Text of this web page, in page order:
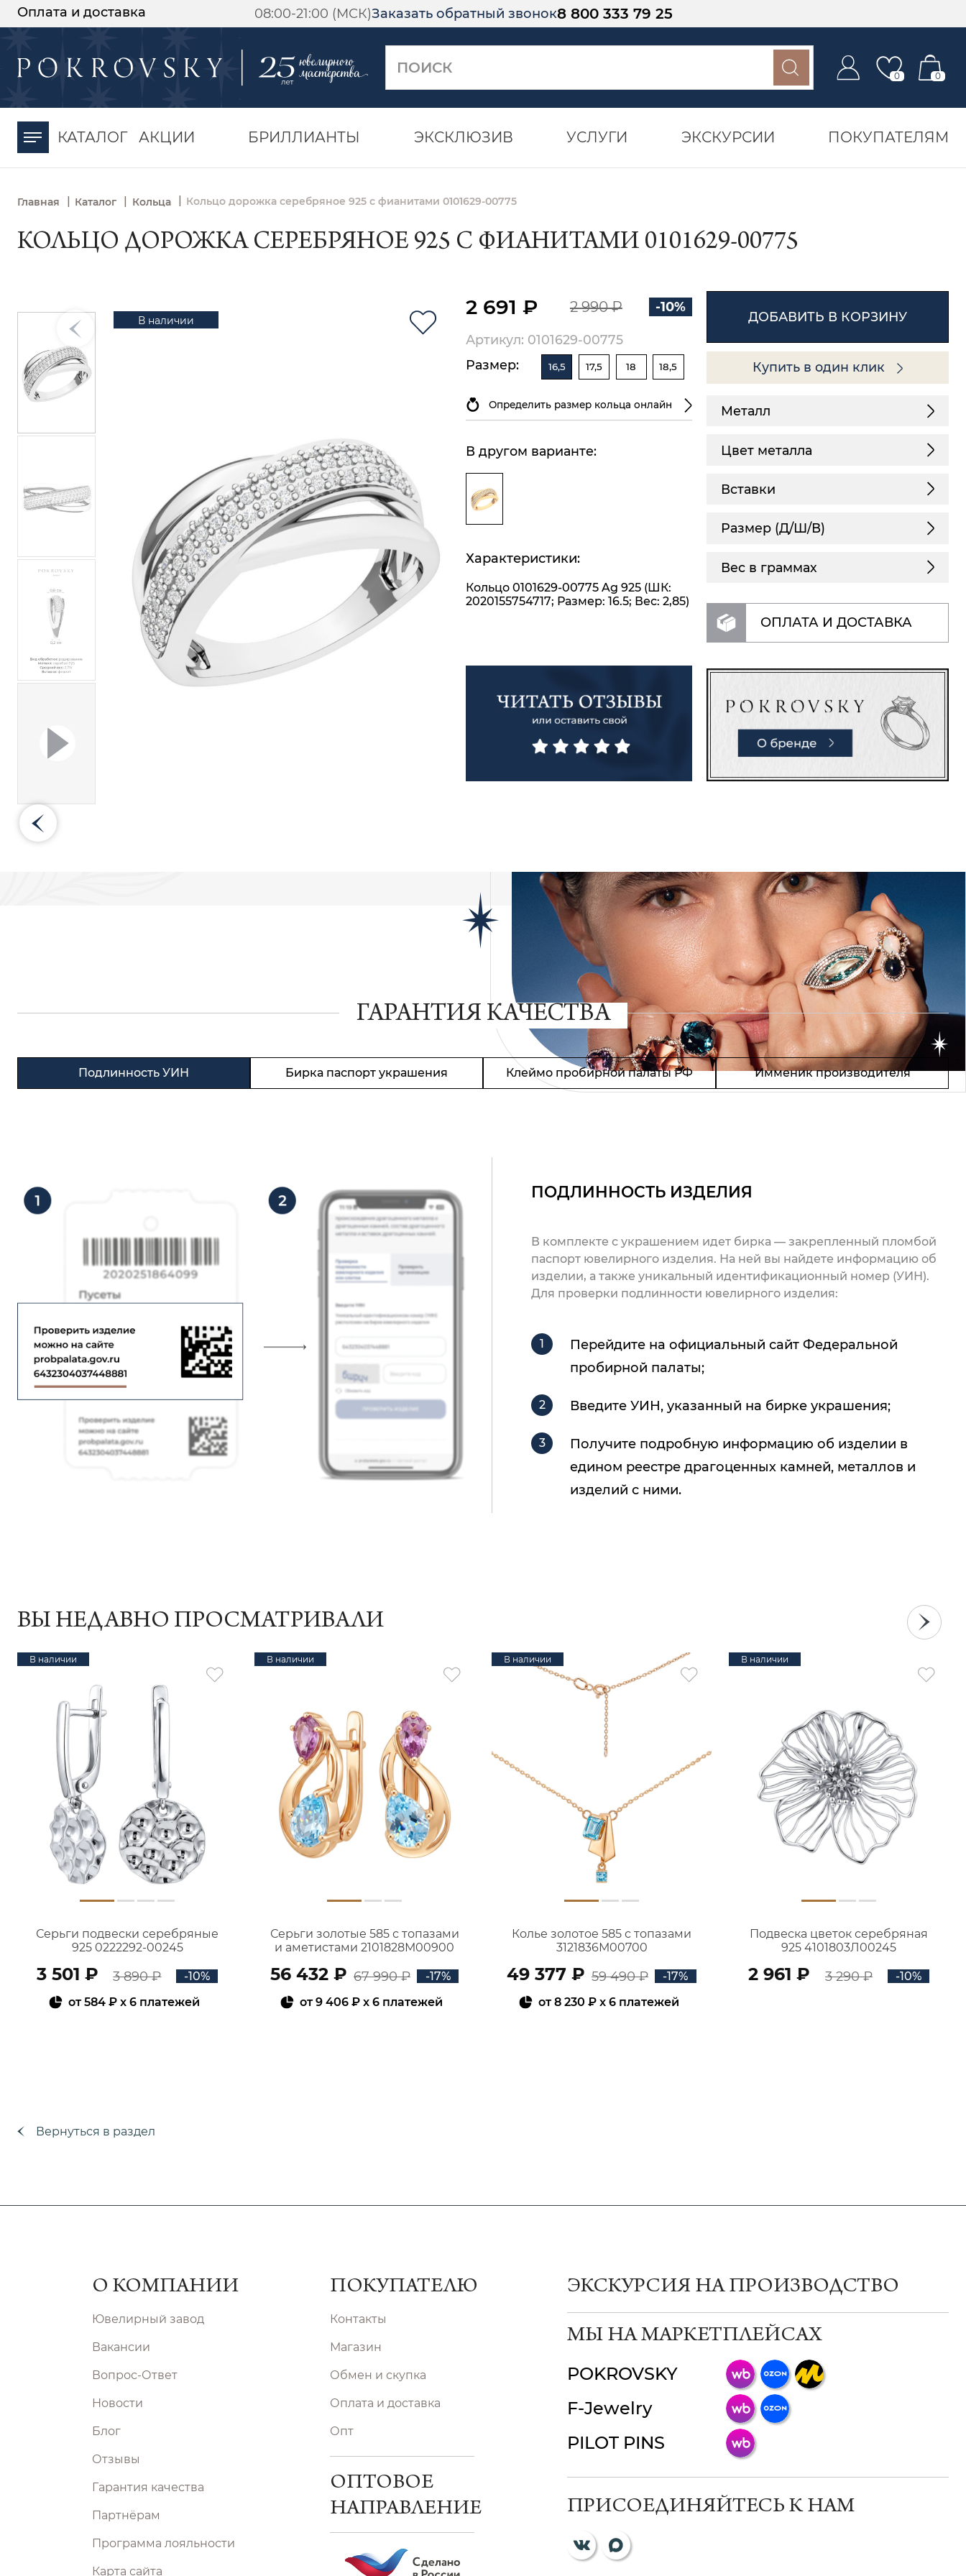
Оплата и доставка 08:00-21:00 (МСК)Заказать обратный звонок8 800 333 79 25
0 0
КАТАЛОГ АКЦИИ БРИЛЛИАНТЫ ЭКСКЛЮЗИВ УСЛУГИ ЭКСКУРСИИ ПОКУПАТЕЛЯМ
Главная | Каталог | Кольца Кольцо дорожка серебряное 925 с фианитами 0101629-00775
КОЛЬЦО ДОРОЖКА СЕРЕБРЯНОЕ 925 С ФИАНИТАМИ 0101629-00775
В наличии
2 691 ₽ 2 990 ₽ -10%
Артикул: 0101629-00775
Размер:
16,5 17,5 18 18,5
Определить размер кольца онлайн
В другом варианте:
Характеристики:
Кольцо 0101629-00775 Ag 925 (ШК:
2020155754717; Размер: 16.5; Вес: 2,85)
ДОБАВИТЬ В КОРЗИНУ
Купить в один клик
Металл
Цвет металла
Вставки
Размер (Д/Ш/В)
Вес в граммах
ОПЛАТА И ДОСТАВКА
ГАРАНТИЯ КАЧЕСТВА
Подлинность УИН Бирка паспорт украшения Клеймо пробирной палаты РФ Имменик производителя
ПОДЛИННОСТЬ ИЗДЕЛИЯ
В комплекте с украшением идет бирка — закрепленный пломбой
паспорт ювелирного изделия. На ней вы найдете информацию об
изделии, а также уникальный идентификационный номер (УИН).
Для проверки подлинности ювелирного изделия:
Перейдите на официальный сайт Федеральной
пробирной палаты;
Введите УИН, указанный на бирке украшения;
Получите подробную информацию об изделии в
едином реестре драгоценных камней, металлов и
изделий с ними.
ВЫ НЕДАВНО ПРОСМАТРИВАЛИ
В наличии
Серьги подвески серебряные
925 0222292-00245
3 501 ₽ 3 890 ₽
-10%
от584 ₽ x 6 платежей
В наличии
Серьги золотые 585 с топазами
и аметистами 2101828М00900
56 432 ₽ 67 990 ₽
-17%
от9 406 ₽ x 6 платежей
В наличии
Колье золотое 585 с топазами
3121836М00700
49 377 ₽ 59 490 ₽
-17%
от8 230 ₽x 6 платежей
В наличии
Подвеска цветок серебряная
925 4101803Л00245
2 961 ₽ 3 290 ₽ -10%
Вернуться в раздел
О КОМПАНИИ
Ювелирный завод
Вакансии
Вопрос-Ответ
Новости
Блог
Отзывы
Гарантия качества
Партнёрам
Программа лояльности
Карта сайта
ПОКУПАТЕЛЮ
Контакты
Магазин
Обмен и скупка
Оплата и доставка
Опт
ОПТОВОЕ
НАПРАВЛЕНИЕ
ЭКСКУРСИЯ НА ПРОИЗВОДСТВО
МЫ НА МАРКЕТПЛЕЙСАХ
POKROVSKY
F-Jewelry
PILOT PINS
ПРИСОЕДИНЯЙТЕСЬ К НАМ
-30%
момента оплаты
ChatApp
мессенджер!